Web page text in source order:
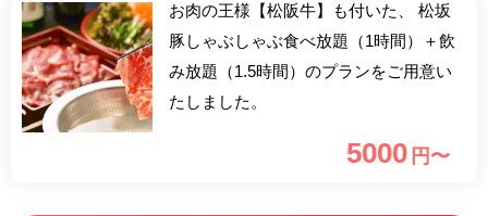
お肉の王様【松阪牛】も付いた、 松坂
豚しゃぶしゃぶ食べ放題（1時間）＋飲
み放題（1.5時間）のプランをご用意い
たしました。
5000 円〜